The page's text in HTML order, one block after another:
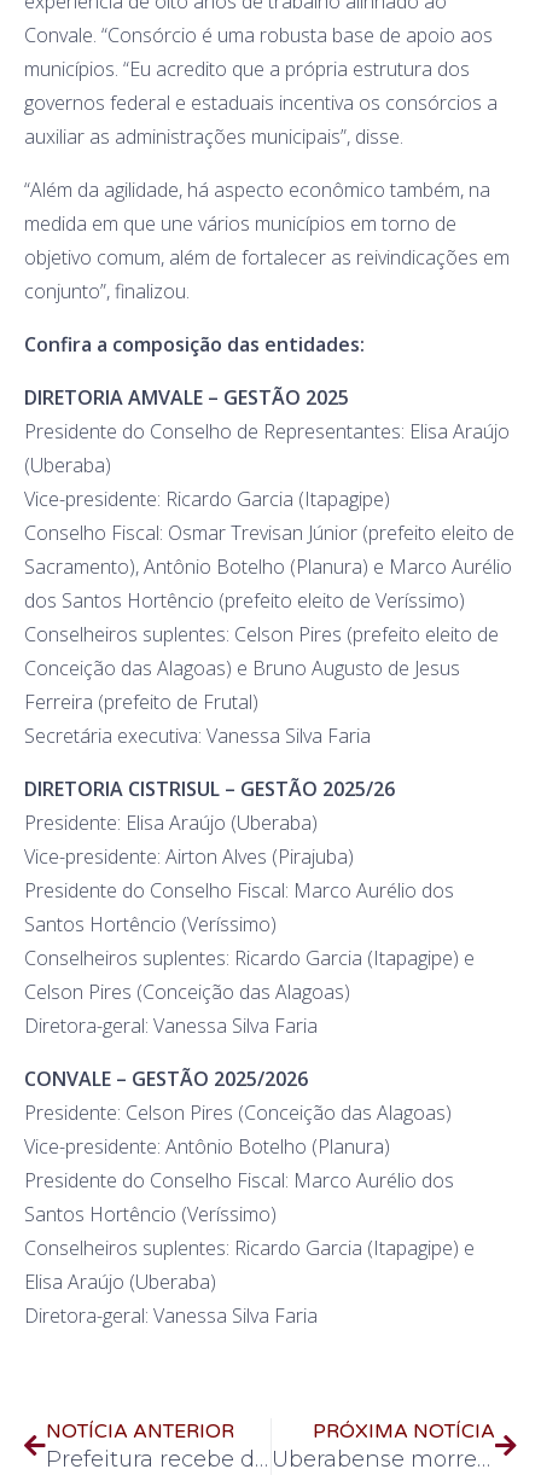
Convale. “Consórcio é uma robusta base de apoio aos
municípios. “Eu acredito que a própria estrutura dos
governos federal e estaduais incentiva os consórcios a
auxiliar as administrações municipais”, disse.
“Além da agilidade, há aspecto econômico também, na
medida em que une vários municípios em torno de
objetivo comum, além de fortalecer as reivindicações em
conjunto”, finalizou.
Confira a composição das entidades:
DIRETORIA AMVALE – GESTÃO 2025
Presidente do Conselho de Representantes: Elisa Araújo
(Uberaba)
Vice-presidente: Ricardo Garcia (Itapagipe)
Conselho Fiscal: Osmar Trevisan Júnior (prefeito eleito de
Sacramento), Antônio Botelho (Planura) e Marco Aurélio
dos Santos Hortêncio (prefeito eleito de Veríssimo)
Conselheiros suplentes: Celson Pires (prefeito eleito de
Conceição das Alagoas) e Bruno Augusto de Jesus
Ferreira (prefeito de Frutal)
Secretária executiva: Vanessa Silva Faria
DIRETORIA CISTRISUL – GESTÃO 2025/26
Presidente: Elisa Araújo (Uberaba)
Vice-presidente: Airton Alves (Pirajuba)
Presidente do Conselho Fiscal: Marco Aurélio dos
Santos Hortêncio (Veríssimo)
Conselheiros suplentes: Ricardo Garcia (Itapagipe) e
Celson Pires (Conceição das Alagoas)
Diretora-geral: Vanessa Silva Faria
CONVALE – GESTÃO 2025/2026
Presidente: Celson Pires (Conceição das Alagoas)
Vice-presidente: Antônio Botelho (Planura)
Presidente do Conselho Fiscal: Marco Aurélio dos
Santos Hortêncio (Veríssimo)
Conselheiros suplentes: Ricardo Garcia (Itapagipe) e
Elisa Araújo (Uberaba)
Diretora-geral: Vanessa Silva Faria
NOTÍCIA ANTERIOR
Prefeitura recebe donativos da Defesa Civil Estadual e repassa para famílias atingidas pelas chuvas
PRÓXIMA NOTÍCIA
Uberabense morre em acidentes no EUA e família faz “vaquinha” pra translado do corpo